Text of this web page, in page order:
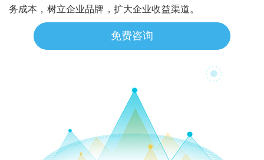
务成本，树立企业品牌，扩大企业收益渠道。
免费咨询